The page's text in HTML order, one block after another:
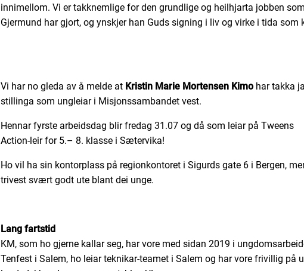
innimellom. Vi er takknemlige for den grundlige og heilhjarta jobben som
Gjermund har gjort, og ynskjer han Guds signing i liv og virke i tida som
Vi har no gleda av å melde at Kristin Marie Mortensen Kimohar takka
stillinga som ungleiar i Misjonssambandet vest.
Hennar fyrste arbeidsdag blir fredag 31.07 og då som leiar på Tweens
Action-leir for 5.– 8. klasse i Sætervika!
Ho vil ha sin kontorplass på regionkontoret i Sigurds gate 6 i Bergen,
trivest svært godt ute blant dei unge.
Lang fartstid
KM, som ho gjerne kallar seg, har vore med sidan 2019 i
Tenfest i Salem, ho leiar teknikar-teamet i Salem og har vore frivillig på